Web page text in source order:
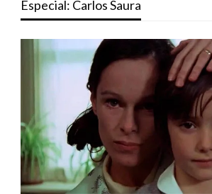
Especial: Carlos Saura